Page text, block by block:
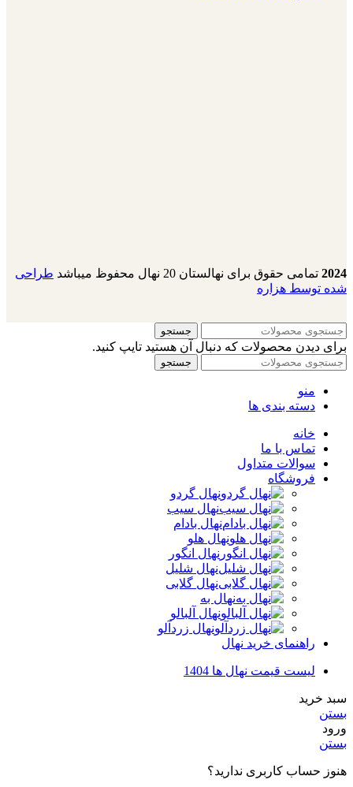
2024 تمامی حقوق برای نهالستان 20 نهال محفوظ میباشد
طراحی
شده توسط هزاره
جستجو
برای دیدن محصولات که دنبال آن هستید تایپ کنید.
جستجو
منو
دسته بندی ها
خانه
تماس با ما
سوالات متداول
فروشگاه
نهال گردو
نهال سیب
نهال بادام
نهال هلو
نهال انگور
نهال شلیل
نهال گلابی
نهال به
نهال آلبالو
نهال زردآلو
راهنمای خرید نهال
لیست قیمت نهال ها 1404
سبد خرید
بستن
ورود
بستن
هنوز حساب کاربری ندارید؟